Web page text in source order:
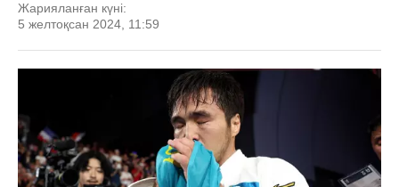
Жарияланған күні:
5 желтоқсан 2024, 11:59